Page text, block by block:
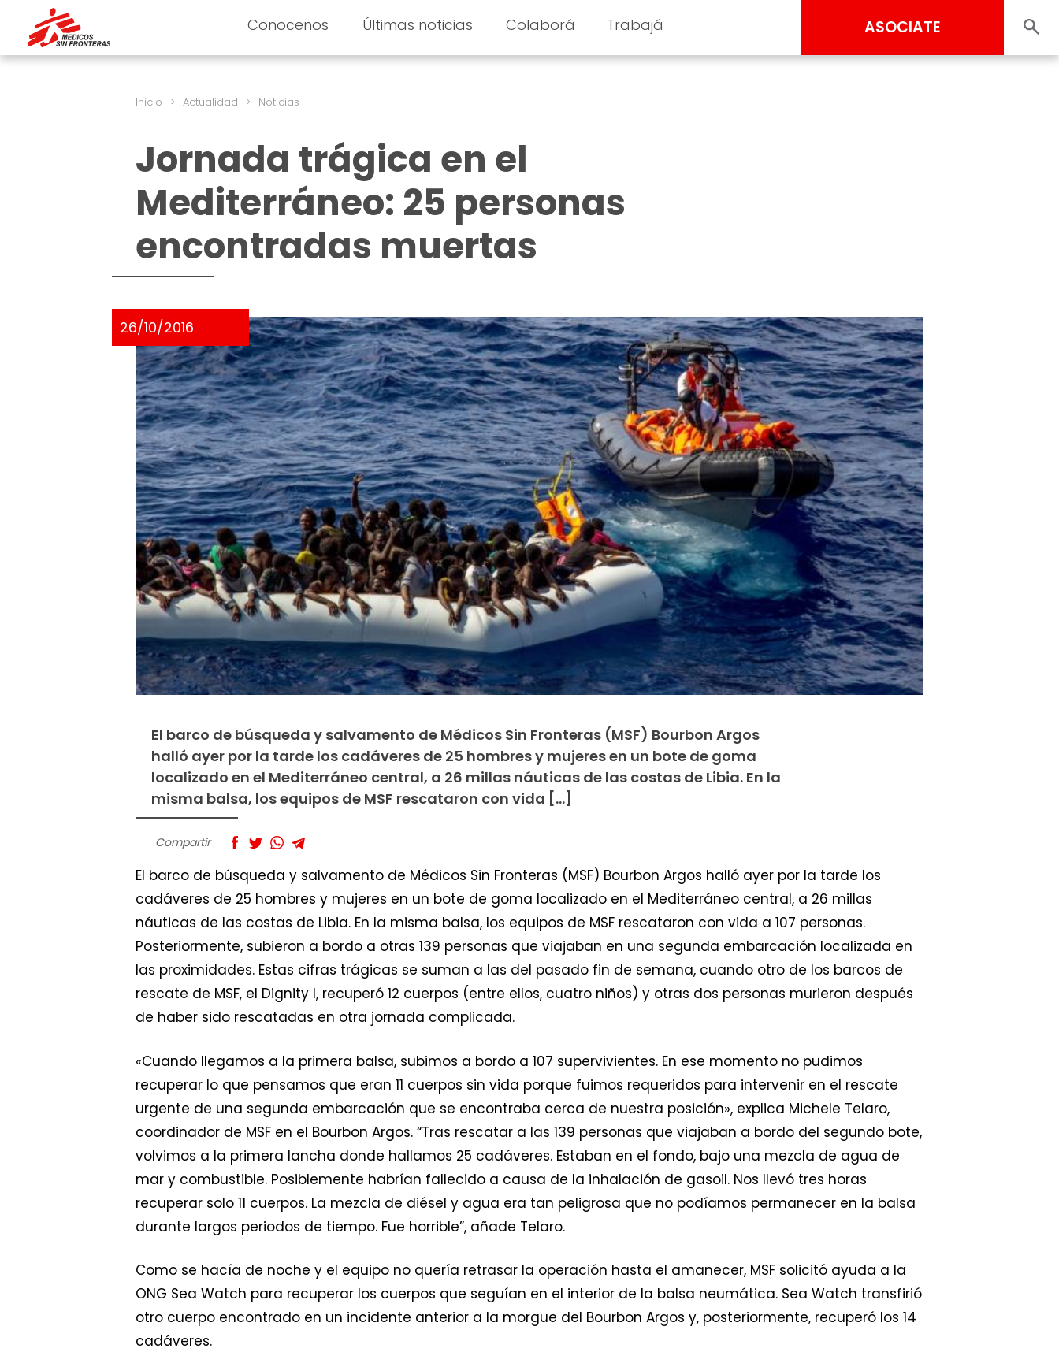
Conocenos Últimas noticias Colaborá Trabajá ASOCIATE
Inicio > Actualidad > Noticias
Jornada trágica en el
Mediterráneo: 25 personas
encontradas muertas
26/10/2016
El barco de búsqueda y salvamento de Médicos Sin Fronteras (MSF) Bourbon Argos
halló ayer por la tarde los cadáveres de 25 hombres y mujeres en un bote de goma
localizado en el Mediterráneo central, a 26 millas náuticas de las costas de Libia. En la
misma balsa, los equipos de MSF rescataron con vida […]
Compartir
El barco de búsqueda y salvamento de Médicos Sin Fronteras (MSF) Bourbon Argos halló ayer por la tarde los
cadáveres de 25 hombres y mujeres en un bote de goma localizado en el Mediterráneo central, a 26 millas
náuticas de las costas de Libia. En la misma balsa, los equipos de MSF rescataron con vida a 107 personas.
Posteriormente, subieron a bordo a otras 139 personas que viajaban en una segunda embarcación localizada en
las proximidades. Estas cifras trágicas se suman a las del pasado fin de semana, cuando otro de los barcos de
rescate de MSF, el Dignity I, recuperó 12 cuerpos (entre ellos, cuatro niños) y otras dos personas murieron después
de haber sido rescatadas en otra jornada complicada.
«Cuando llegamos a la primera balsa, subimos a bordo a 107 supervivientes. En ese momento no pudimos
recuperar lo que pensamos que eran 11 cuerpos sin vida porque fuimos requeridos para intervenir en el rescate
urgente de una segunda embarcación que se encontraba cerca de nuestra posición», explica Michele Telaro,
coordinador de MSF en el Bourbon Argos. “Tras rescatar a las 139 personas que viajaban a bordo del segundo bote,
volvimos a la primera lancha donde hallamos 25 cadáveres. Estaban en el fondo, bajo una mezcla de agua de
mar y combustible. Posiblemente habrían fallecido a causa de la inhalación de gasoil. Nos llevó tres horas
recuperar solo 11 cuerpos. La mezcla de diésel y agua era tan peligrosa que no podíamos permanecer en la balsa
durante largos periodos de tiempo. Fue horrible”, añade Telaro.
Como se hacía de noche y el equipo no quería retrasar la operación hasta el amanecer, MSF solicitó ayuda a la
ONG Sea Watch para recuperar los cuerpos que seguían en el interior de la balsa neumática. Sea Watch transfirió
otro cuerpo encontrado en un incidente anterior a la morgue del Bourbon Argos y, posteriormente, recuperó los 14
cadáveres.